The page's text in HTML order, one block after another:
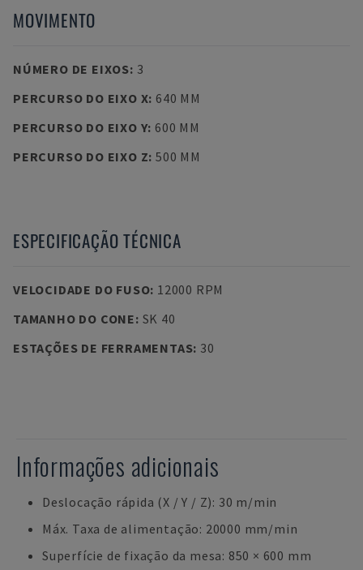
MOVIMENTO
NÚMERO DE EIXOS: 3
PERCURSO DO EIXO X: 640 MM
PERCURSO DO EIXO Y: 600 MM
PERCURSO DO EIXO Z: 500 MM
ESPECIFICAÇÃO TÉCNICA
VELOCIDADE DO FUSO: 12000 RPM
TAMANHO DO CONE: SK 40
ESTAÇÕES DE FERRAMENTAS: 30
Informações adicionais
Deslocação rápida (X / Y / Z): 30 m/min
Máx. Taxa de alimentação: 20000 mm/min
Superfície de fixação da mesa: 850 × 600 mm